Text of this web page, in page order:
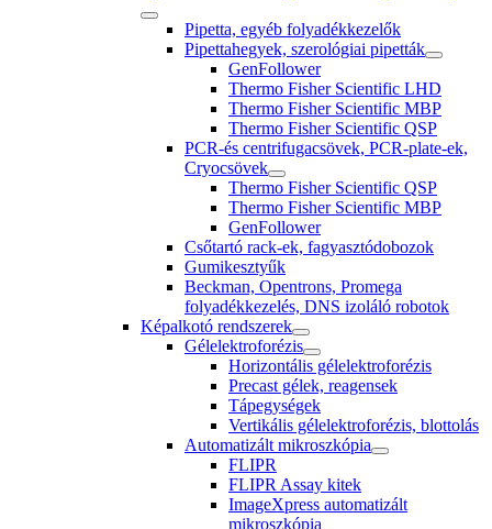
Pipetta, egyéb folyadékkezelők
Pipettahegyek, szerológiai pipetták
GenFollower
Thermo Fisher Scientific LHD
Thermo Fisher Scientific MBP
Thermo Fisher Scientific QSP
PCR-és centrifugacsövek, PCR-plate-ek,
Cryocsövek
Thermo Fisher Scientific QSP
Thermo Fisher Scientific MBP
GenFollower
Csőtartó rack-ek, fagyasztódobozok
Gumikesztyűk
Beckman, Opentrons, Promega
folyadékkezelés, DNS izoláló robotok
Képalkotó rendszerek
Gélelektroforézis
Horizontális gélelektroforézis
Precast gélek, reagensek
Tápegységek
Vertikális gélelektroforézis, blottolás
Automatizált mikroszkópia
FLIPR
FLIPR Assay kitek
ImageXpress automatizált
mikroszkópia